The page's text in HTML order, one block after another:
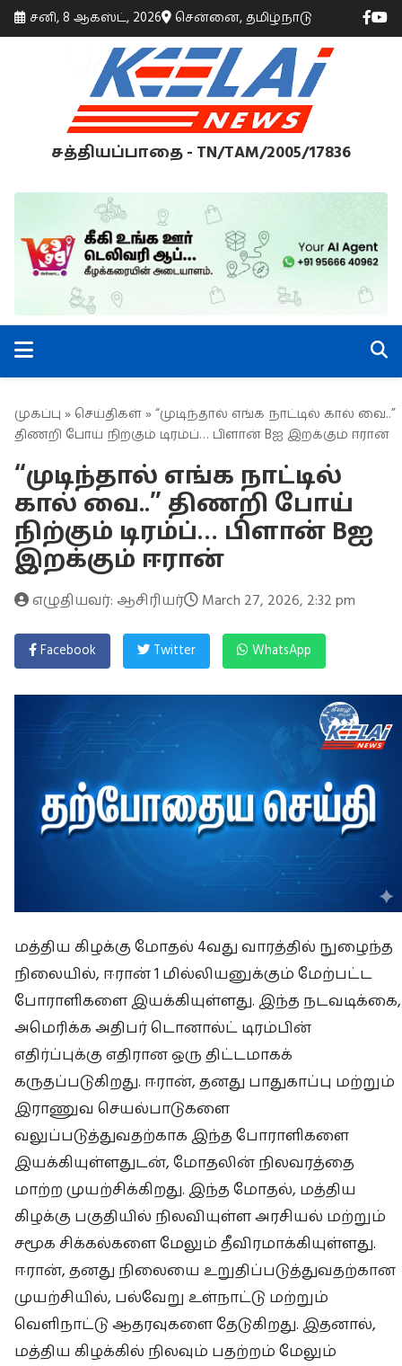
சனி, 8 ஆகஸ்ட், 2026 சென்னை, தமிழ்நாடு
சத்தியப்பாதை - TN/TAM/2005/17836
முகப்பு » செய்திகள் » “முடிந்தால் எங்க நாட்டில் கால் வை..”
திணறி போய் நிற்கும் டிரம்ப்… பிளான் Bஐ இறக்கும் ஈரான்
“முடிந்தால் எங்க நாட்டில்
கால் வை..” திணறி போய்
நிற்கும் டிரம்ப்… பிளான் Bஐ
இறக்கும் ஈரான்
எழுதியவர்: ஆசிரியர் March 27, 2026, 2:32 pm
Facebook Twitter WhatsApp
மத்திய கிழக்கு மோதல் 4வது வாரத்தில் நுழைந்த
நிலையில், ஈரான் 1 மில்லியனுக்கும் மேற்பட்ட
போராளிகளை இயக்கியுள்ளது. இந்த நடவடிக்கை,
அமெரிக்க அதிபர் டொனால்ட் டிரம்பின்
எதிர்ப்புக்கு எதிரான ஒரு திட்டமாகக்
கருதப்படுகிறது. ஈரான், தனது பாதுகாப்பு மற்றும்
இராணுவ செயல்பாடுகளை
வலுப்படுத்துவதற்காக இந்த போராளிகளை
இயக்கியுள்ளதுடன், மோதலின் நிலவரத்தை
மாற்ற முயற்சிக்கிறது. இந்த மோதல், மத்திய
கிழக்கு பகுதியில் நிலவியுள்ள அரசியல் மற்றும்
சமூக சிக்கல்களை மேலும் தீவிரமாக்கியுள்ளது.
ஈரான், தனது நிலையை உறுதிப்படுத்துவதற்கான
முயற்சியில், பல்வேறு உள்நாட்டு மற்றும்
வெளிநாட்டு ஆதரவுகளை தேடுகிறது. இதனால்,
மத்திய கிழக்கில் நிலவும் பதற்றம் மேலும்